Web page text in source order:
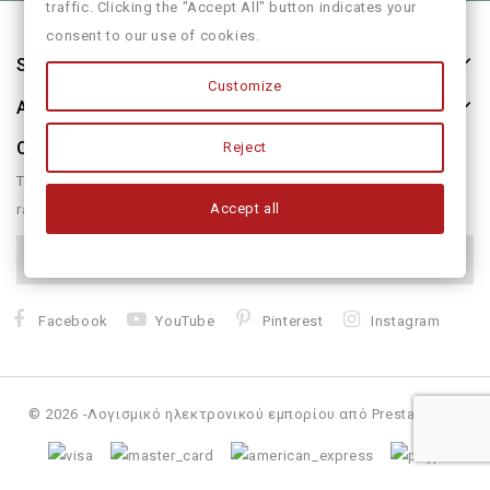
Store Information
About Us
Our Newsletter
There are many variations of passages of form humour or
randomised
Facebook YouTube Pinterest Instagram
© 2026 -Λογισμικό ηλεκτρονικού εμπορίου από PrestaShop™
traffic. Clicking the "Accept All" button indicates your
consent to our use of cookies.
Customize
Reject
Accept all